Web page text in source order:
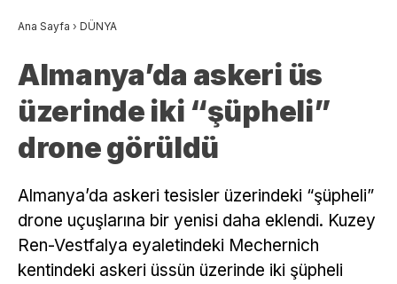
Ana Sayfa › DÜNYA
Almanya’da askeri üs
üzerinde iki “şüpheli”
drone görüldü
Almanya’da askeri tesisler üzerindeki “şüpheli”
drone uçuşlarına bir yenisi daha eklendi. Kuzey
Ren-Vestfalya eyaletindeki Mechernich
kentindeki askeri üssün üzerinde iki şüpheli